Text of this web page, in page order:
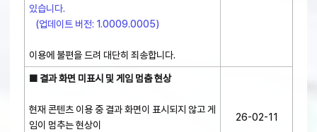
있습니다.
(업데이트 버전: 1.0009.0005)
이용에 불편을 드려 대단히 죄송합니다.
■ 결과 화면 미표시 및 게임 멈춤 현상
현재 콘텐츠 이용 중 결과 화면이 표시되지 않고 게
임이 멈추는 현상이
26-02-11